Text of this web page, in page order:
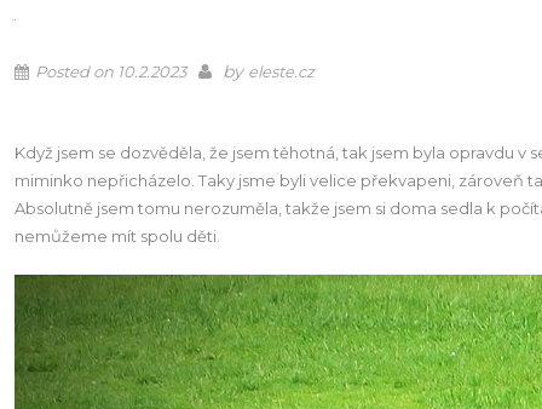
Posted on 10.2.2023 by eleste.cz
Když jsem se dozvěděla, že jsem těhotná, tak jsem byla opravdu
miminko nepřicházelo. Taky jsme byli velice překvapeni, zároveň
Absolutně jsem tomu nerozuměla, takže jsem si doma sedla k
nemůžeme mít spolu děti.